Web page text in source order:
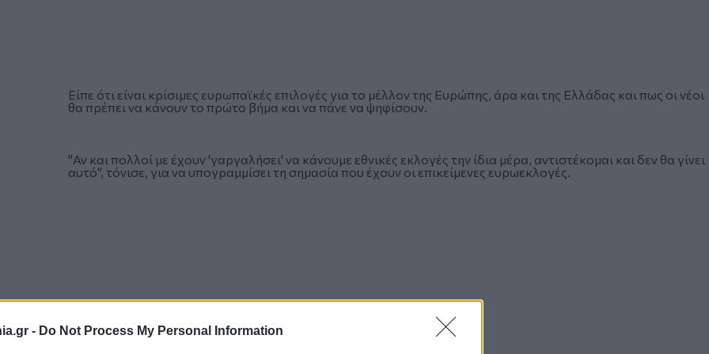
- Do Not Process My Personal Information
Είπε ότι είναι κρίσιμες ευρωπαϊκές επιλογές για το μέλλον της Ευρώπης, άρα και της Ελλάδας και πως οι νέοι
θα πρέπει να κάνουν το πρώτο βήμα και να πάνε να ψηφίσουν.
"Αν και πολλοί με έχουν 'γαργαλήσει' να κάνουμε εθνικές εκλογές την ίδια μέρα, αντιστέκομαι και δεν θα γίνει
αυτό", τόνισε, για να υπογραμμίσει τη σημασία που έχουν οι επικείμενες ευρωεκλογές.